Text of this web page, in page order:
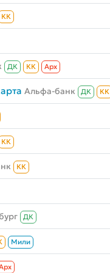
КК
ДК КК Aрх
Альфа-банк ДК КК
КК
КК
ДК
Мили